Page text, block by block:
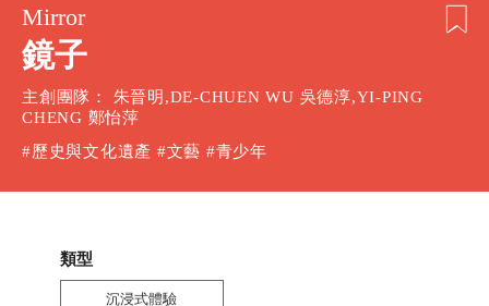
Mirror
鏡子
主創團隊： 朱晉明,DE-CHUEN WU 吳德淳,YI-PING
CHENG 鄭怡萍
#歷史與文化遺產 #文藝 #青少年
類型
沉浸式體驗